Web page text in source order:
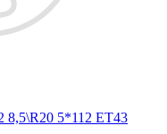
8,5\R20 5*112 ET43